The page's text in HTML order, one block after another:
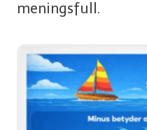
meningsfull.